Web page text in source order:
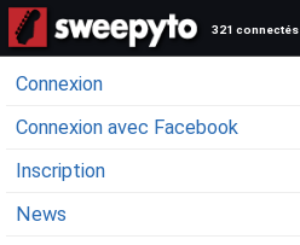
321 connectés
Connexion
Connexion avec Facebook
Inscription
News